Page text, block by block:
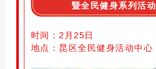
暨全民健身系列活动
时间：2月25日
地点： 昆区全民健身活动中心